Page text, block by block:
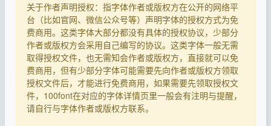
关于作者声明授权：指字体作者或版权方在公开的网络平
台（比如官网、微信公众号等）声明字体的授权方式为免
费商用。这类字体大部分都没有具体的授权协议，少部分
作者或版权方会采用自己编写的协议。这类字体一般无需
取得授权文件，也无需知会作者或版权方，直接就可以免
费商用，但有少部分字体可能需要先向作者或版权方领取
授权文件后，才能进行免费商用，如果需要先领取授权文
件，100font在对应的字体详情页里一般会有注明与提醒，
请自行与字体作者或版权方联系。